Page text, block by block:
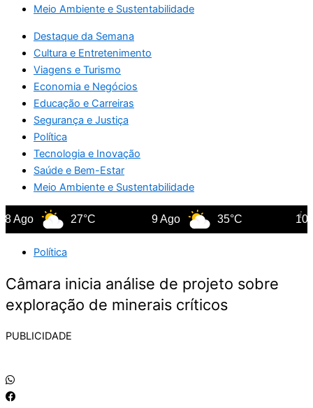
Meio Ambiente e Sustentabilidade
Destaque da Semana
Cultura e Entretenimento
Viagens e Turismo
Economia e Negócios
Educação e Carreiras
Segurança e Justiça
Política
Tecnologia e Inovação
Saúde e Bem-Estar
Meio Ambiente e Sustentabilidade
27°C 9 Ago 35°C 10
Política
Câmara inicia análise de projeto sobre
exploração de minerais críticos
PUBLICIDADE